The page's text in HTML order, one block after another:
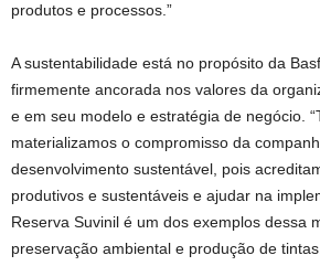
produtos e processos.”
A sustentabilidade está no propósito da
firmemente ancorada nos valores da
e em seu modelo e estratégia de negócio.
materializamos o compromisso da
desenvolvimento sustentável, pois
produtivos e sustentáveis e ajudar na
Reserva Suvinil é um dos exemplos dessa
preservação ambiental e produção de